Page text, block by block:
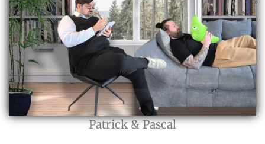
Patrick & Pascal